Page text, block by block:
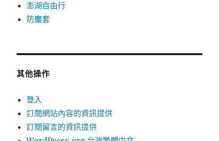
澎湖自由行
防塵套
其他操作
登入
訂閱網站內容的資訊提供
訂閱留言的資訊提供